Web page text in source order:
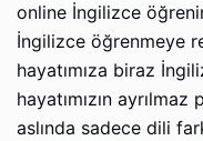
online İngilizce
İngilizce öğrenmeye
hayatımıza biraz
hayatımızın ayrılmaz
aslında sadece dili